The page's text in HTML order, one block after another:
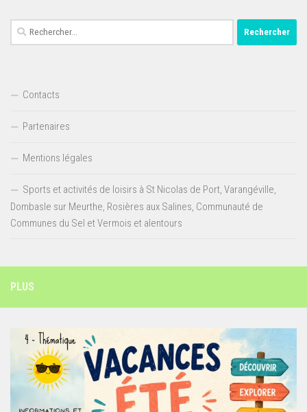
Rechercher :
Contacts
Partenaires
Mentions légales
Sports et activités de loisirs à St Nicolas de Port, Varangéville,
Dombasle sur Meurthe, Rosières aux Salines, Communauté de
Communes du Sel et Vermois et alentours
PLUS